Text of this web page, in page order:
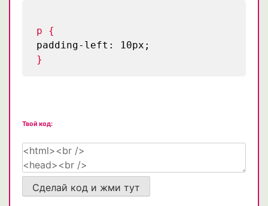
p {
padding-left: 10px;
}
Твой код:
Сделай код и жми тут